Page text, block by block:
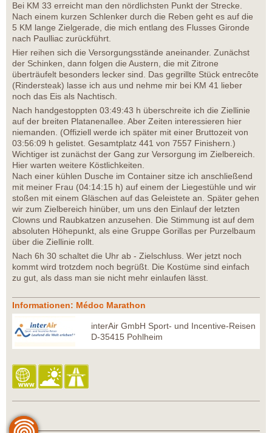
Bei KM 33 erreicht man den nördlichsten Punkt der Strecke.
Nach einem kurzen Schlenker durch die Reben geht es auf die
5 KM lange Zielgerade, die mich entlang des Flusses Gironde
nach Paulliac zurückführt.
Hier reihen sich die Versorgungsstände aneinander. Zunächst
der Schinken, dann folgen die Austern, die mit Zitrone
überträufelt besonders lecker sind. Das gegrillte Stück entrecôte
(Rindersteak) lasse ich aus und nehme mir bei KM 41 lieber
noch das Eis als Nachtisch.
Nach handgestoppten 03:49:43 h überschreite ich die Ziellinie
auf der breiten Platanenallee. Aber Zeiten interessieren hier
niemanden. (Offiziell werde ich später mit einer Bruttozeit von
03:56:09 h gelistet. Gesamtplatz 441 von 7557 Finishern.)
Wichtiger ist zunächst der Gang zur Versorgung im Zielbereich.
Hier warten weitere Köstlichkeiten.
Nach einer kühlen Dusche im Container sitze ich anschließend
mit meiner Frau (04:14:15 h) auf einem der Liegestühle und wir
stoßen mit einem Gläschen auf das Geleistete an. Später gehen
wir zum Zielbereich hinüber, um uns den Einlauf der letzten
Clowns und Raubkatzen anzusehen. Die Stimmung ist auf dem
absoluten Höhepunkt, als eine Gruppe Gorillas per Purzelbaum
über die Ziellinie rollt.
Nach 6h 30 schaltet die Uhr ab - Zielschluss. Wer jetzt noch
kommt wird trotzdem noch begrüßt. Die Kostüme sind einfach
zu gut, als dass man sie nicht mehr einlaufen lässt.
Informationen: Médoc Marathon
interAir GmbH Sport- und Incentive-Reisen
D-35415 Pohlheim